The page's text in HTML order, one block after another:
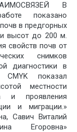
В
показано
в предгорных
высот до 200 м.
свойств почв от
снимков
диагностики в
показал
местности
и проявления
и миграции.»
Савич Виталий
Егоровна»